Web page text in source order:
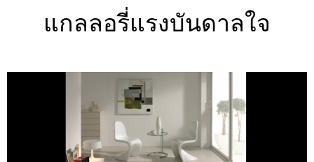
แกลลอรี่แรงบันดาลใจ